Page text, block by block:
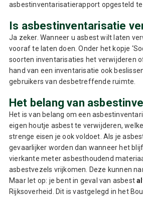
asbestinventarisatierapport opgesteld te
Is asbestinventarisatie
Ja zeker. Wanneer u asbest wilt laten
vooraf te laten doen. Onder het kopje
soorten inventarisaties het verwijderen
hand van een inventarisatie ook
gebruikers van desbetreffende ruimte.
Het belang van
Het is van belang om een
eigen houtje asbest te verwijderen,
strenge eisen je ook voldoet. Als je
gevaarlijker worden dan wanneer het
vierkante meter asbesthoudend
asbestvezels vrijkomen. Deze kunnen
Maar let op: je bent in geval van asbest
Rijksoverheid. Dit is vastgelegd in het